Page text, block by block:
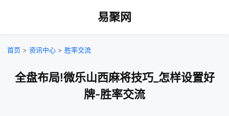
易聚网
首页 > 资讯中心 > 胜率交流
全盘布局!微乐山西麻将技巧_怎样设置好
牌-胜率交流